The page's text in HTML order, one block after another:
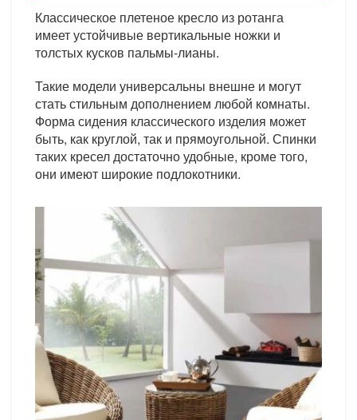
Классическое плетеное кресло из ротанга
имеет устойчивые вертикальные ножки и
толстых кусков пальмы-лианы.
Такие модели универсальны внешне и могут
стать стильным дополнением любой комнаты.
Форма сидения классического изделия может
быть, как круглой, так и прямоугольной. Спинки
таких кресел достаточно удобные, кроме того,
они имеют широкие подлокотники.